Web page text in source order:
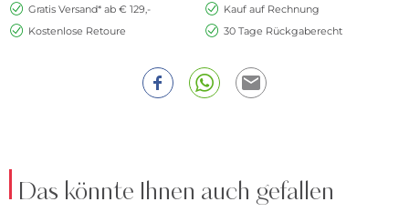
Gratis Versand* ab € 129,-
Kauf auf Rechnung
Kostenlose Retoure
30 Tage Rückgaberecht
Das könnte Ihnen auch gefallen